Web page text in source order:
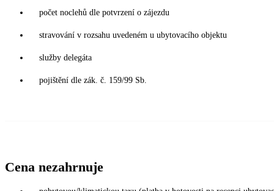
počet noclehů dle potvrzení o zájezdu
stravování v rozsahu uvedeném u ubytovacího objektu
služby delegáta
pojištění dle zák. č. 159/99 Sb.
Cena nezahrnuje